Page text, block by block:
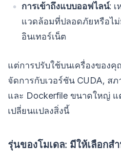
การเข้าถึงแบบออฟไลน์:
แวดล้อมที่ปลอดภัยหรือไ
อินเทอร์เน็ต
แต่การปรับใช้บนเครื่องของ
จัดการกับเวอร์ชัน CUDA, ส
และ Dockerfile ขนาดใหญ่ แ
เปลี่ยนแปลงสิ่งนี้
รุ่นของโมเดล: มีให้เลือก